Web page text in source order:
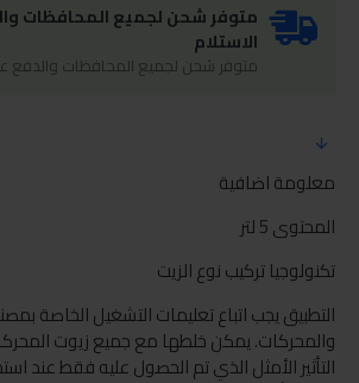
متوفر شحن لجميع المحافظات
الاستلام
متوفر شحن لجميع المحافظات والدفع
معلومة اضافية
المحتوى 5 لتر
تكنولوجيا تركيب نوع الزيت
التطبيق يجب اتباع تعليمات التشغيل الخاصة
والمحركات. يمكن خلطها مع جميع زيوت
التأثير الأمثل الذي تم الحصول عليه فقط عند